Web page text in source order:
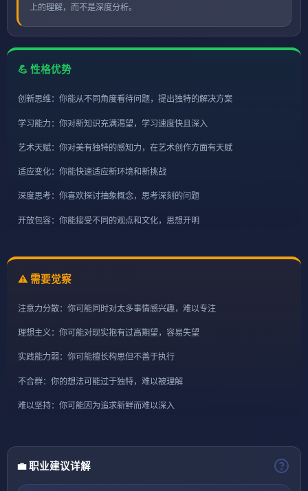
上的理解，而不是深度分析。
💪 性格优势
创新思维：你能从不同角度看待问题，提出独特的解决方案
学习能力：你对新知识充满渴望，学习速度快且深入
艺术天赋：你对美有独特的感知力，在艺术创作方面有天赋
适应变化：你能快速适应新环境和新挑战
深度思考：你喜欢探讨抽象概念，思考深刻的问题
开放包容：你能接受不同的观点和文化，思想开明
⚠️ 需要觉察
注意力分散：你可能同时对太多事情感兴趣，难以专注
理想主义：你可能对现实抱有过高期望，容易失望
实践能力弱：你可能擅长构思但不善于执行
不合群：你的想法可能过于独特，难以被理解
难以坚持：你可能因为追求新鲜而难以深入
💼 职业建议详解